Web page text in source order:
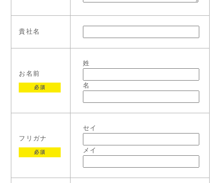
貴社名
お名前
必須
姓
名
フリガナ
必須
セイ
メイ